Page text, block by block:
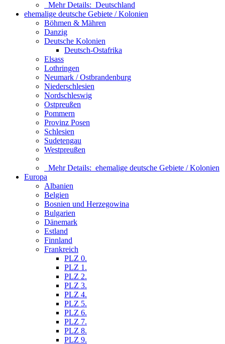
Mehr Details: Deutschland
ehemalige deutsche Gebiete / Kolonien
Böhmen & Mähren
Danzig
Deutsche Kolonien
Deutsch-Ostafrika
Elsass
Lothringen
Neumark / Ostbrandenburg
Niederschlesien
Nordschleswig
Ostpreußen
Pommern
Provinz Posen
Schlesien
Sudetengau
Westpreußen
Mehr Details: ehemalige deutsche Gebiete / Kolonien
Europa
Albanien
Belgien
Bosnien und Herzegowina
Bulgarien
Dänemark
Estland
Finnland
Frankreich
PLZ 0.
PLZ 1.
PLZ 2.
PLZ 3.
PLZ 4.
PLZ 5.
PLZ 6.
PLZ 7.
PLZ 8.
PLZ 9.